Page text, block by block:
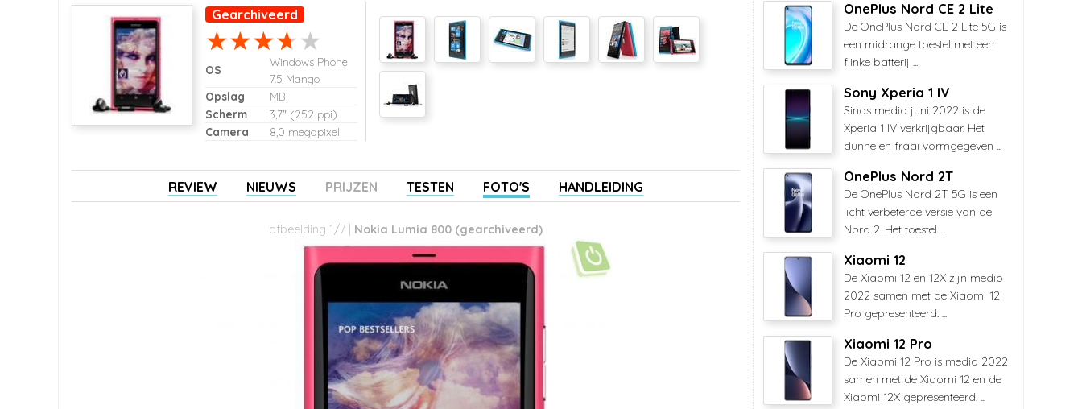
Gearchiveerd
OS
Windows Phone
7.5 Mango
Opslag
MB
Scherm
3,7" (252 ppi)
Camera
8,0 megapixel
REVIEW NIEUWS PRIJZEN TESTEN FOTO'S HANDLEIDING
afbeelding 1/7 | Nokia Lumia 800 (gearchiveerd)
OnePlus Nord CE 2 Lite
De OnePlus Nord CE 2 Lite 5G is
een midrange toestel met een
flinke batterij ...
Sony Xperia 1 IV
Sinds medio juni 2022 is de
Xperia 1 IV verkrijgbaar. Het
dunne en fraai vormgegeven ...
OnePlus Nord 2T
De OnePlus Nord 2T 5G is een
licht verbeterde versie van de
Nord 2. Het toestel ...
Xiaomi 12
De Xiaomi 12 en 12X zijn medio
2022 samen met de Xiaomi 12
Pro gepresenteerd. ...
Xiaomi 12 Pro
De Xiaomi 12 Pro is medio 2022
samen met de Xiaomi 12 en de
Xiaomi 12X gepresenteerd. ...